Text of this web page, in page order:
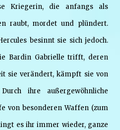
Kriegerin, die anfangs als
raubt, mordet und plündert.
besinnt sie sich jedoch.
Bardin Gabrielle trifft, deren
sie verändert, kämpft sie von
ihre außergewöhnliche
von besonderen Waffen (zum
es ihr immer wieder, ganze